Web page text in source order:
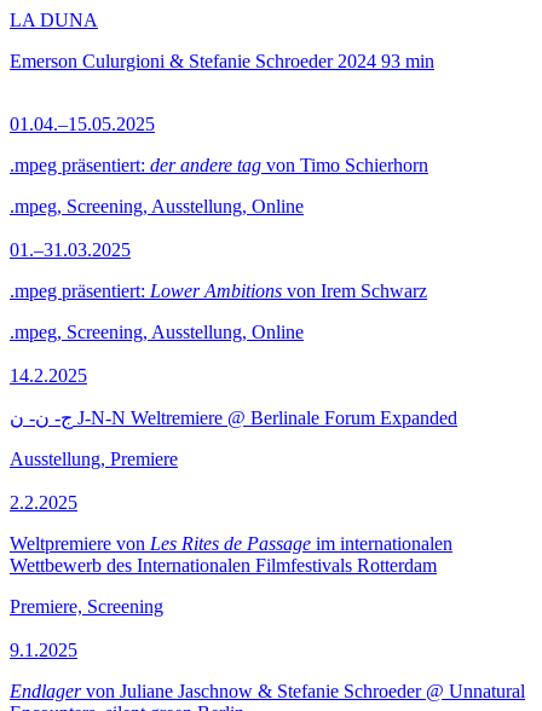
LA DUNA
Emerson Culurgioni & Stefanie Schroeder 2024 93 min
01.04.–15.05.2025
.mpeg präsentiert: der andere tag von Timo Schierhorn
.mpeg, Screening, Ausstellung, Online
01.–31.03.2025
.mpeg präsentiert: Lower Ambitions von Irem Schwarz
.mpeg, Screening, Ausstellung, Online
14.2.2025
ج- ن- ن J-N-N Weltremiere @ Berlinale Forum Expanded
Ausstellung, Premiere
2.2.2025
Weltpremiere von Les Rites de Passage im internationalen
Wettbewerb des Internationalen Filmfestivals Rotterdam
Premiere, Screening
9.1.2025
Endlagervon Juliane Jaschnow & Stefanie Schroeder @ Unnatural